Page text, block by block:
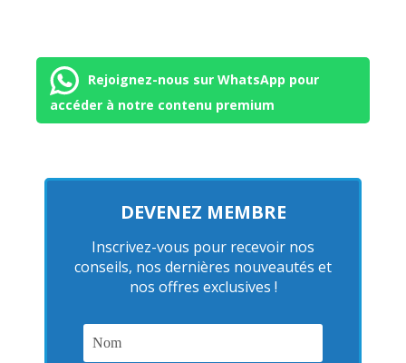
Rejoignez-nous sur WhatsApp pour
accéder à notre contenu premium
DEVENEZ MEMBRE
Inscrivez-vous pour recevoir nos
conseils, nos dernières nouveautés et
nos offres exclusives !